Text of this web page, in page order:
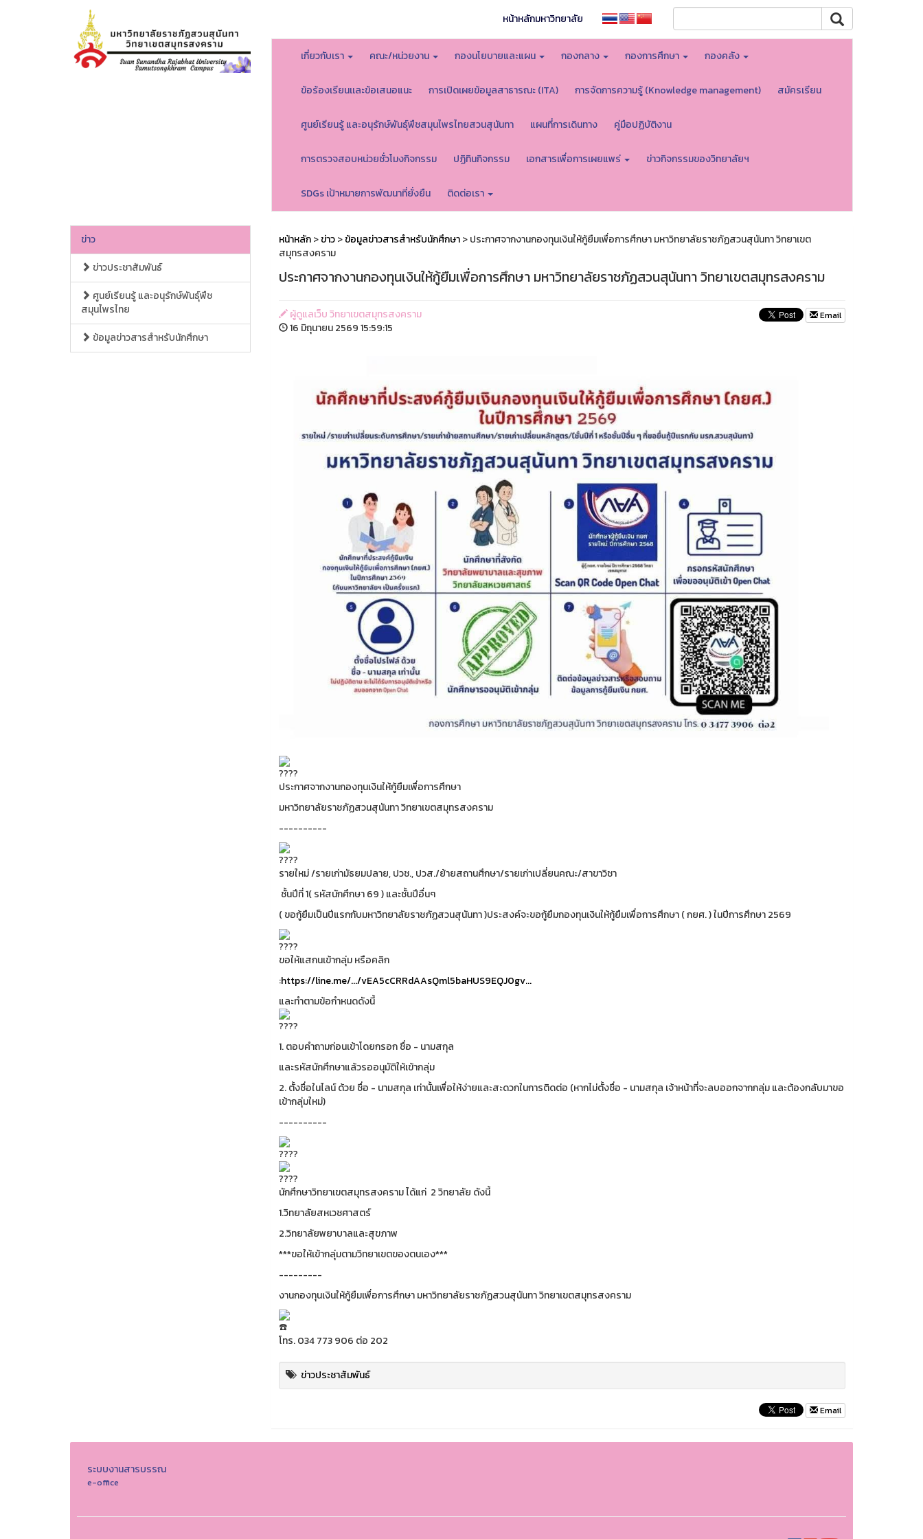
หน้าหลักมหาวิทยาลัย
เกี่ยวกับเรา คณะ/หน่วยงาน กองนโยบายและแผน กองกลาง กองการศึกษา กองคลัง
ข้อร้องเรียนเเละข้อเสนอแนะ การเปิดเผยข้อมูลสาธารณะ (ITA) การจัดการความรู้ (Knowledge management) สมัครเรียน
ศูนย์เรียนรู้ และอนุรักษ์พันธุ์พืชสมุนไพรไทยสวนสุนันทา แผนที่การเดินทาง คู่มือปฏิบัติงาน
การตรวจสอบหน่วยชั่วโมงกิจกรรม ปฏิทินกิจกรรม เอกสารเพื่อการเผยแพร่ ข่าวกิจกรรมของวิทยาลัยฯ
SDGs เป้าหมายการพัฒนาที่ยั่งยืน ติดต่อเรา
ข่าว
ข่าวประชาสัมพันธ์
ศูนย์เรียนรู้ และอนุรักษ์พันธุ์พืช
สมุนไพรไทย
ข้อมูลข่าวสารสำหรับนักศึกษา
หน้าหลัก>ข่าว>ข้อมูลข่าวสารสำหรับนักศึกษา> ประกาศจากงานกองทุนเงินให้กู้ยืมเพื่อการศึกษา มหาวิทยาลัยราชภัฏสวนสุนันทา วิทยาเขต
สมุทรสงคราม
ประกาศจากงานกองทุนเงินให้กู้ยืมเพื่อการศึกษา มหาวิทยาลัยราชภัฏสวนสุนันทา วิทยาเขตสมุทรสงคราม
ผู้ดูแลเว็บ วิทยาเขตสมุทรสงคราม
16 มิถุนายน 2569 15:59:15
Email
ประกาศจากงานกองทุนเงินให้กู้ยืมเพื่อการศึกษา
มหาวิทยาลัยราชภัฏสวนสุนันทา วิทยาเขตสมุทรสงคราม
----------
รายใหม่ /รายเก่ามัธยมปลาย, ปวช., ปวส./ย้ายสถานศึกษา/รายเก่าเปลี่ยนคณะ/สาขาวิชา
ชั้นปีที่ 1( รหัสนักศึกษา 69 ) และชั้นปีอื่นๆ
( ขอกู้ยืมเป็นปีแรกกับมหาวิทยาลัยราชภัฏสวนสุนันทา )ประสงค์จะขอกู้ยืมกองทุนเงินให้กู้ยืมเพื่อการศึกษา ( กยศ. ) ในปีการศึกษา 2569
ขอให้แสกนเข้ากลุ่ม หรือคลิก
:https://line.me/.../vEA5cCRRdAAsQml5baHUS9EQJ0gv...
และทำตามข้อกำหนดดังนี้
1. ตอบคำถามก่อนเข้าโดยกรอก ชื่อ - นามสกุล
และรหัสนักศึกษาแล้วรออนุมัติให้เข้ากลุ่ม
2. ตั้งชื่อในไลน์ ด้วย ชื่อ - นามสกุล เท่านั้นเพื่อให้ง่ายและสะดวกในการติดต่อ (หากไม่ตั้งชื่อ - นามสกุล เจ้าหน้าที่จะลบออกจากกลุ่ม และต้องกลับมาขอ
เข้ากลุ่มใหม่)
----------
นักศึกษาวิทยาเขตสมุทรสงคราม ได้แก่ 2 วิทยาลัย ดังนี้
1.วิทยาลัยสหเวชศาสตร์
2.วิทยาลัยพยาบาลและสุขภาพ
***ขอให้เข้ากลุ่มตามวิทยาเขตของตนเอง***
---------
งานกองทุนเงินให้กู้ยืมเพื่อการศึกษา มหาวิทยาลัยราชภัฏสวนสุนันทา วิทยาเขตสมุทรสงคราม
โทร. 034 773 906 ต่อ 202
ข่าวประชาสัมพันธ์
Email
ระบบงานสารบรรณ
e-office